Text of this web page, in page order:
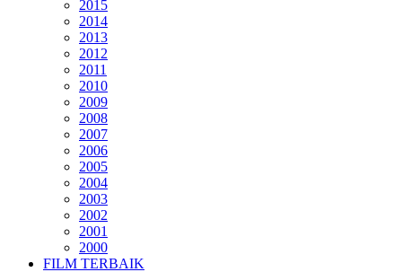
2015
2014
2013
2012
2011
2010
2009
2008
2007
2006
2005
2004
2003
2002
2001
2000
FILM TERBAIK